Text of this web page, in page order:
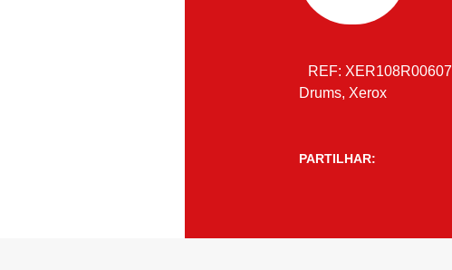
REF: XER108R00607
Drums, Xerox
PARTILHAR: